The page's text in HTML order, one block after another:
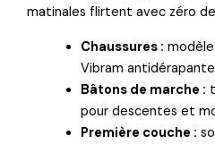
matinales flirtent avec zéro
Chaussures :
Vibram antidérapante
Bâtons de marche :
pour descentes et
Première couche :